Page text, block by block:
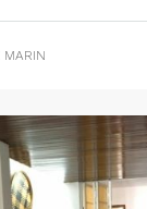
MARIN